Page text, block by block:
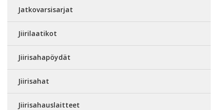
Jatkovarsisarjat
Jiirilaatikot
Jiirisahapöydät
Jiirisahat
Jiirisahauslaitteet